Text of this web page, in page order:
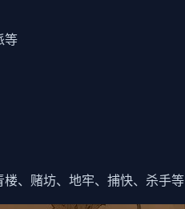
等
、赌坊、地牢、捕快、杀手等